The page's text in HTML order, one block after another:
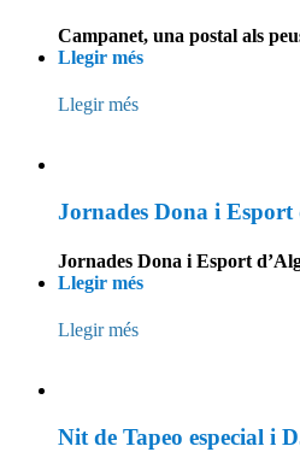
Campanet, una postal als
Llegir més
Llegir més
Jornades Dona i Esport
Jornades Dona i Esport
Llegir més
Llegir més
Nit de Tapeo especial i